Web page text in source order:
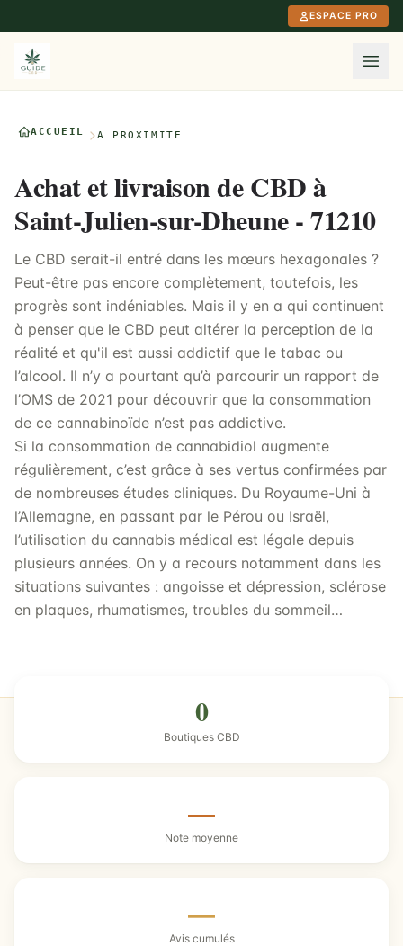
ESPACE PRO
ACCUEIL À PROXIMITÉ
Achat et livraison de CBD à
Saint-Julien-sur-Dheune - 71210
Le CBD serait-il entré dans les mœurs hexagonales ?
Peut-être pas encore complètement, toutefois, les
progrès sont indéniables. Mais il y en a qui continuent
à penser que le CBD peut altérer la perception de la
réalité et qu'il est aussi addictif que le tabac ou
l’alcool. Il n’y a pourtant qu’à parcourir un rapport de
l’OMS de 2021 pour découvrir que la consommation
de ce cannabinoïde n’est pas addictive.
Si la consommation de cannabidiol augmente
régulièrement, c’est grâce à ses vertus confirmées par
de nombreuses études cliniques. Du Royaume-Uni à
l’Allemagne, en passant par le Pérou ou Israël,
l’utilisation du cannabis médical est légale depuis
plusieurs années. On y a recours notamment dans les
situations suivantes : angoisse et dépression, sclérose
en plaques, rhumatismes, troubles du sommeil…
0
Boutiques CBD
—
Note moyenne
—
Avis cumulés